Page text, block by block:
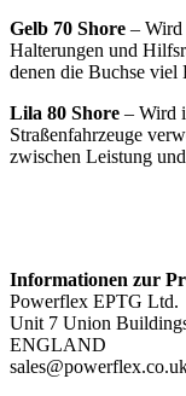
Gelb 70 Shore – Wird
Halterungen und
denen die Buchse
Lila 80 Shore – Wird
Straßenfahrzeuge
zwischen Leistung
Informationen zur
Powerflex EPTG Ltd.
Unit 7 Union
ENGLAND